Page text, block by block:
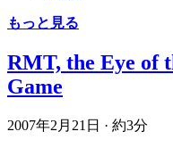
もっと見る
RMT, the Eye of
Game
2007年2月21日 · 約3分